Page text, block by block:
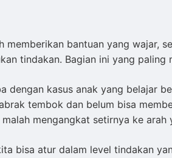
memberikan bantuan yang wajar,
tindakan. Bagian ini yang paling
dengan kasus anak yang belajar
tembok dan belum bisa
mengangkat setirnya ke arah
bisa atur dalam level tindakan